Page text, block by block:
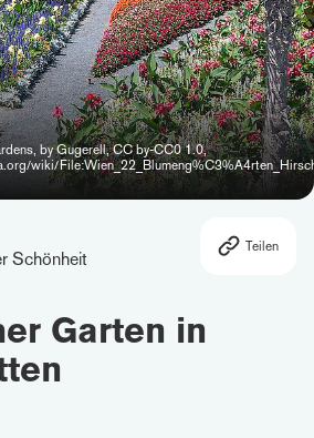
Schönheit
Teilen
Garten in
by Gugerell, CC by-CC0 1.0,
wiki/